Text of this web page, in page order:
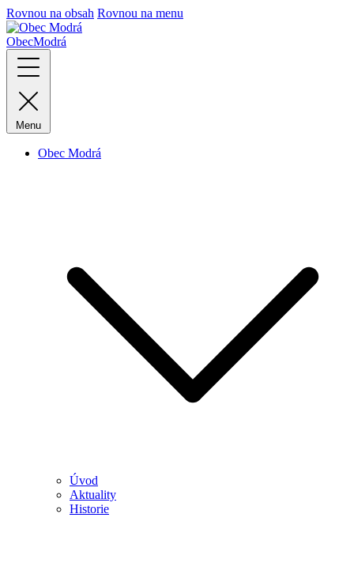
Rovnou na obsah Rovnou na menu
ObecModrá
Menu
Obec Modrá
Úvod
Aktuality
Historie